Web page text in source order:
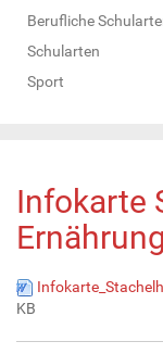
Berufliche
Schularten
Sport
Infokarte
KB